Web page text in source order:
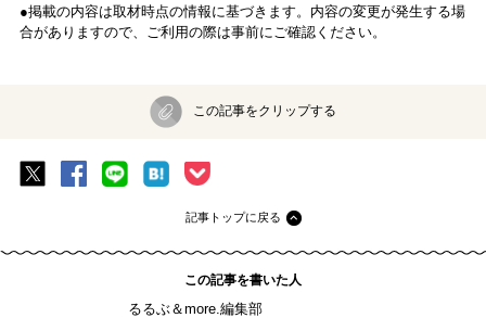
●掲載の内容は取材時点の情報に基づきます。内容の変更が発生する場
合がありますので、ご利用の際は事前にご確認ください。
この記事をクリップする
記事トップに戻る
この記事を書いた人
るるぶ＆more.編集部